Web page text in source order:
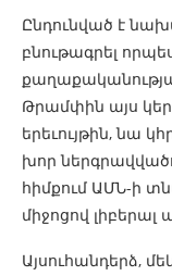
Ընդունված է
բնութագրել
Թրամփին այս
երեւույթին, նա
խոր
հիմքում ԱՄՆ-ի
միջոցով
Այսուհանդերձ,